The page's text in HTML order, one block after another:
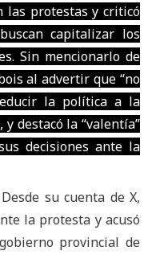
las protestas y criticó
capitalizar los
Sin mencionarlo de
al advertir que “no
la política a la
destacó la “valentía”
decisiones ante la
su cuenta de X,
la protesta y acusó
provincial de